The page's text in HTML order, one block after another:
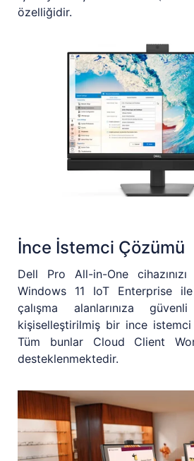
özelliğidir.
İnce İstemci Çözümü
Dell Pro All-in-One
Windows 11 IoT Enterprise
çalışma alanlarınıza
kişiselleştirilmiş bir ince
Tüm bunlar Cloud Client
desteklenmektedir.